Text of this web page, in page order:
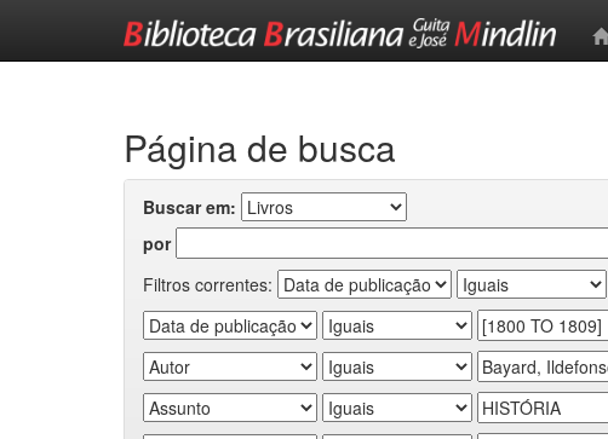
Página de busca
Buscar em:
por
Filtros correntes: